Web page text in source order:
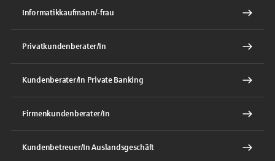
Informatikkaufmann/-frau
Privatkundenberater/In
Kundenberater/In Private Banking
Firmenkundenberater/In
Kundenbetreuer/In Auslandsgeschäft